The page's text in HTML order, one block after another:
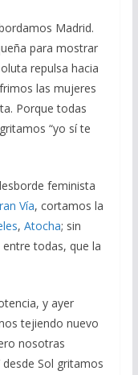
Madrid.
para mostrar
repulsa hacia
las mujeres
Porque todas
“yo sí te
feminista
Vía, cortamos la
, Atocha; sin
todas, que la
y ayer
tejiendo nuevo
nosotras
Sol gritamos